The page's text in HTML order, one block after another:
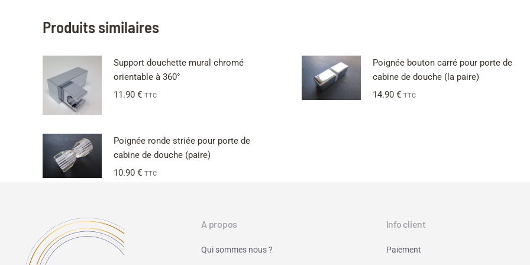
Produits similaires
Support douchette mural chromé
orientable à 360°
11.90 € TTC
Poignée bouton carré pour porte de
cabine de douche (la paire)
14.90 € TTC
Poignée ronde striée pour porte de
cabine de douche (paire)
10.90 € TTC
A propos
Qui sommes nous ?
Info client
Paiement